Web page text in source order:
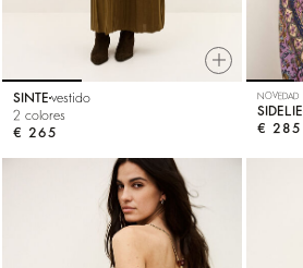
SINTE vestido
2 colores
€ 265
NOVEDAD
SIDELIE
€ 285